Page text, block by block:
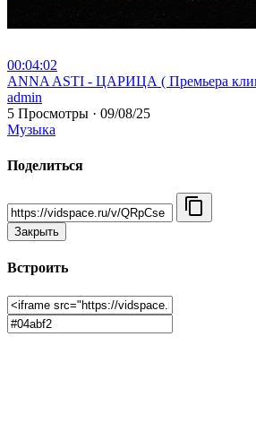
00:04:02
⁣ANNA ASTI - ЦАРИЦА ( Премьера
admin
5 Просмотры · 09/08/25
Музыка
Поделиться
Закрыть
Встроить